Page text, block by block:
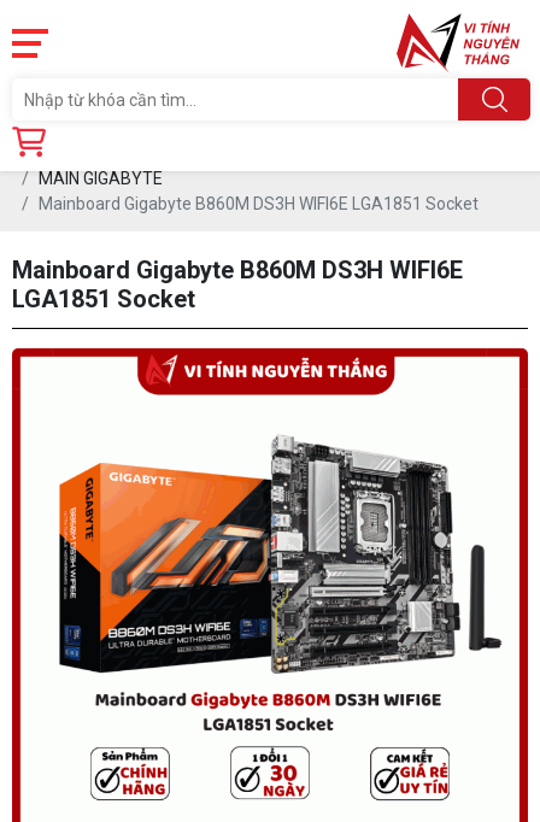
Trang chủ
MAIN GIGABYTE
Mainboard Gigabyte B860M DS3H WIFI6E LGA1851 Socket
Mainboard Gigabyte B860M DS3H WIFI6E
LGA1851 Socket